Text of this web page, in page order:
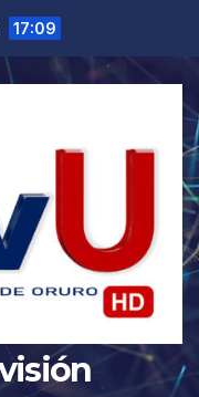
17:09